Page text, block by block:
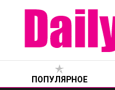
ПОПУЛЯРНОЕ